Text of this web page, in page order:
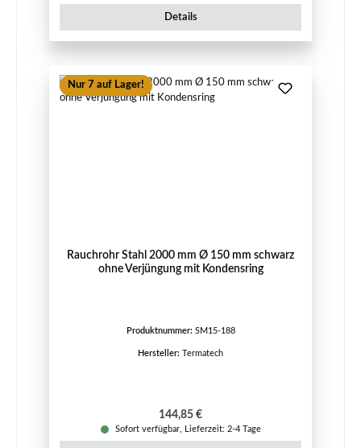
Details
Nur 7 auf Lager!
Rauchrohr Stahl 2000 mm Ø 150 mm schwarz
ohne Verjüngung mit Kondensring
Produktnummer: SM15-188
Hersteller: Termatech
Regulärer Preis:
144,85 €
Sofort verfügbar, Lieferzeit: 2-4 Tage